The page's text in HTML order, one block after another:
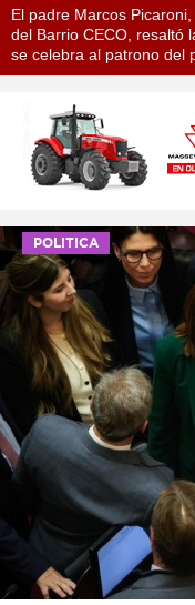
El padre Marcos
del Barrio CECO, resaltó
se celebra al patrono del
POLITICA